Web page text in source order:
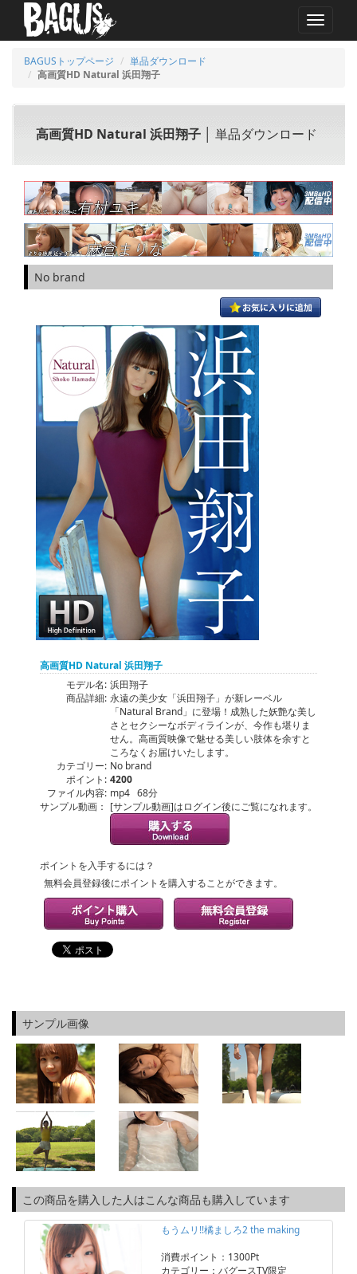
MENU
BAGUSトップページ
単品ダウンロード
高画質HD Natural 浜田翔子
高画質HD Natural 浜田翔子 │ 単品ダウンロード
No brand
高画質HD Natural 浜田翔子
モデル名: 浜田翔子
商品詳細: 永遠の美少女「浜田翔子」が新レーベル
「Natural Brand」に登場！成熟した妖艶な美し
さとセクシーなボディラインが、今作も堪りま
せん。高画質映像で魅せる美しい肢体を余すと
ころなくお届けいたします。
カテゴリー: No brand
ポイント: 4200
ファイル内容: mp4 68分
サンプル動画： [サンプル動画]はログイン後にご覧になれます。
ポイントを入手するには？
無料会員登録後にポイントを購入することができます。
サンプル画像
この商品を購入した人はこんな商品も購入しています
もうムリ!!橘ましろ2 the making
消費ポイント：1300Pt
カテゴリー：バグースTV限定